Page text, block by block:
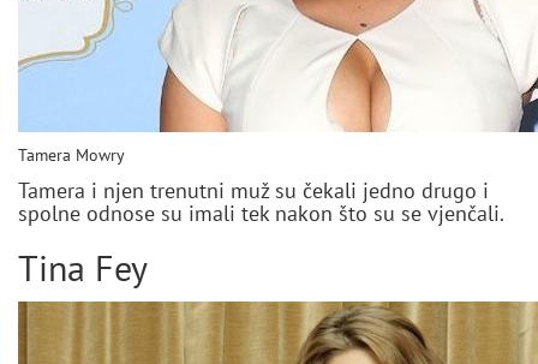
Tamera Mowry
Tamera i njen trenutni muž su čekali jedno drugo i
spolne odnose su imali tek nakon što su se vjenčali.
Tina Fey